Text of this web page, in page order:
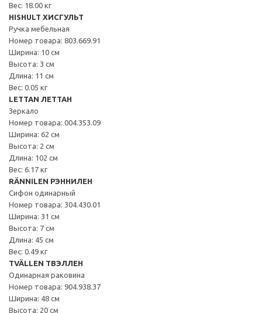
Вес: 18.00 кг
HISHULT ХИСГУЛЬТ
Ручка мебельная
Номер товара: 803.669.91
Ширина: 10 см
Высота: 3 см
Длина: 11 см
Вес: 0.05 кг
LETTAN ЛЕТТАН
Зеркало
Номер товара: 004.353.09
Ширина: 62 см
Высота: 2 см
Длина: 102 см
Вес: 6.17 кг
RÄNNILEN РЭННИЛЕН
Сифон одинарный
Номер товара: 304.430.01
Ширина: 31 см
Высота: 7 см
Длина: 45 см
Вес: 0.49 кг
TVÄLLEN ТВЭЛЛЕН
Одинарная раковина
Номер товара: 904.938.37
Ширина: 48 см
Высота: 20 см